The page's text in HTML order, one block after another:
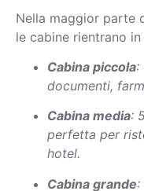
Nella maggior parte
le cabine rientrano
Cabina piccola:
documenti,
Cabina media:
perfetta per
hotel.
Cabina grande